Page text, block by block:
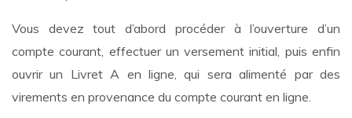
Vous devez tout d’abord procéder à l’ouverture d’un
compte courant, effectuer un versement initial, puis enfin
ouvrir un Livret A en ligne, qui sera alimenté par des
virements en provenance du compte courant en ligne.